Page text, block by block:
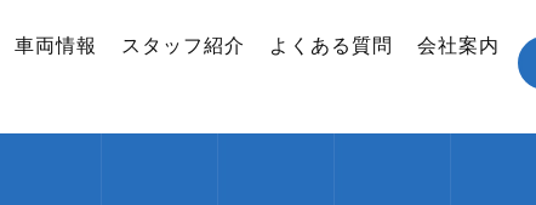
車両情報 スタッフ紹介 よくある質問 会社案内